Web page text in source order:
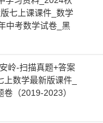
七上课课件_数学
中考数学试卷_黑
岭-扫描真题+答案
数学最新版课件_
（2019-2023）